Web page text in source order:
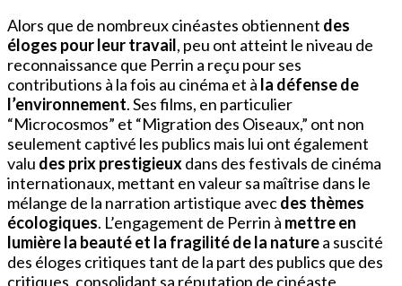
Alors que de nombreux cinéastes obtiennent des
éloges pour leur travail, peu ont atteint le niveau de
reconnaissance que Perrin a reçu pour ses
contributions à la fois au cinéma et à la défense de
l’environnement. Ses films, en particulier
“Microcosmos” et “Migration des Oiseaux,” ont non
seulement captivé les publics mais lui ont également
valu des prix prestigieuxdans des festivals de cinéma
internationaux, mettant en valeur sa maîtrise dans le
mélange de la narration artistique avecdes thèmes
écologiques. L’engagement de Perrin à mettre en
lumière la beauté et la fragilité de la naturea suscité
des éloges critiques tant de la part des publics que des
critiques, consolidant sa réputation de cinéaste